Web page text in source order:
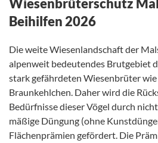
Wiesenbrüterschutz
Beihilfen 2026
Die weite Wiesenlandschaft der
alpenweit bedeutendes Brutgebiet
stark gefährdeten Wiesenbrüter wie
Braunkehlchen. Daher wird die
Bedürfnisse dieser Vögel durch
mäßige Düngung (ohne
Flächenprämien gefördert. Die